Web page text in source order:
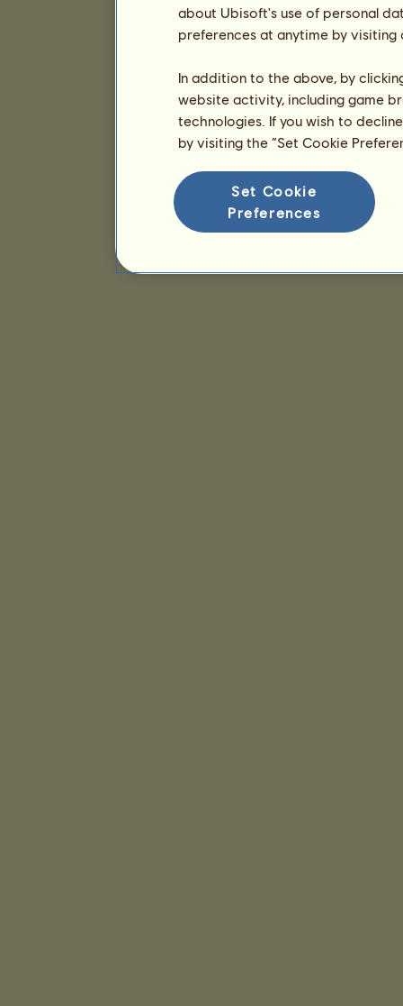
about Ubisoft's use of personal
preferences at anytime by
In addition to the above, by
website activity, including game
technologies. If you wish to
by visiting the “Set Cookie
Set Cookie
Preferences